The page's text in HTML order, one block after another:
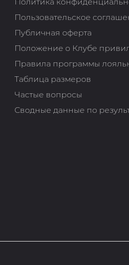
Политика
Пользовательское
Публичная оферта
Положение о Клубе
Правила программы
Таблица размеров
Частые вопросы
Сводные данные по